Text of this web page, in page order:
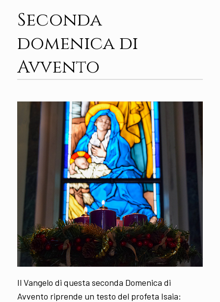
Seconda
domenica di
Avvento
Il Vangelo di questa seconda Domenica di
Avvento riprende un testo del profeta Isaia: